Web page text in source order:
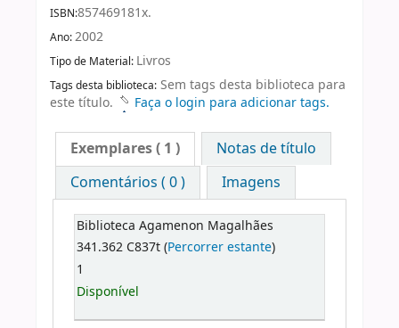
ISBN:857469181x.
Ano:2002
Tipo de Material: Livros
Tags desta biblioteca: Sem tags desta biblioteca para
este título.
Faça o login para adicionar tags.
Exemplares( 1 )
Notas de título
Comentários ( 0 )
Imagens
Biblioteca Agamenon Magalhães
341.362 C837t (Percorrer estante)
1
Disponível